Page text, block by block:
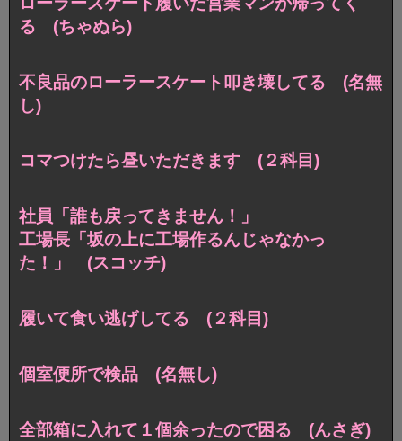
る (ちゃぬら)
不良品のローラースケート叩き壊してる (名無
し)
コマつけたら昼いただきます (２科目)
社員「誰も戻ってきません！」
工場長「坂の上に工場作るんじゃなかっ
た！」 (スコッチ)
履いて食い逃げしてる (２科目)
個室便所で検品 (名無し)
全部箱に入れて１個余ったので困る (んさぎ)